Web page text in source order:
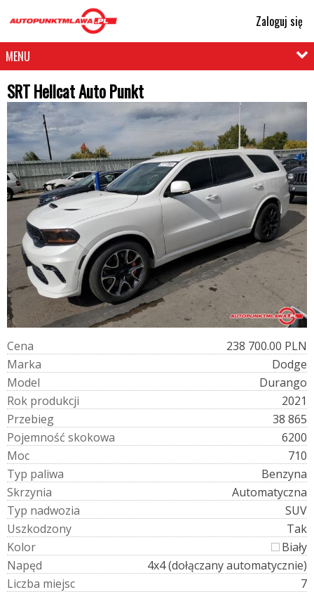
Zaloguj się
MENU
SRT Hellcat Auto Punkt
Cena
238 700.00 PLN
Marka
Dodge
Model
Durango
Rok produkcji
2021
Przebieg
38 865
Pojemność skokowa
6200
Moc
710
Typ paliwa
Benzyna
Skrzynia
Automatyczna
Typ nadwozia
SUV
Uszkodzony
Tak
Kolor
Biały
Napęd
4x4 (dołączany automatycznie)
Liczba miejsc
7